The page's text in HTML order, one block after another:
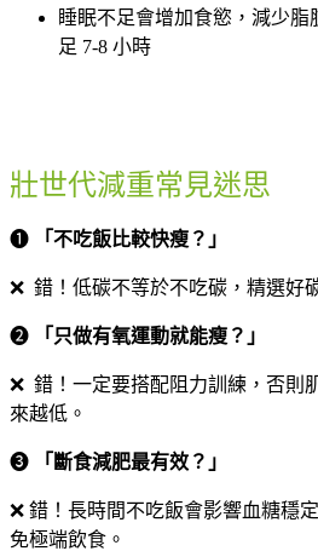
睡眠不足會增加食慾，減少
足 7-8 小時
壯世代減重常見迷思
➊ 「不吃飯比較快瘦？」
❌ 錯！低碳不等於不吃碳，精選好
➋ 「只做有氧運動就能瘦？」
❌ 錯！一定要搭配阻力訓練，否則
來越低。
➌ 「斷食減肥最有效？」
❌ 錯！長時間不吃飯會影響血糖穩
免極端飲食。